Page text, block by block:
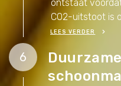
ontstaat
CO2-uitstoot is
LEES VERDER
6
Duurzame